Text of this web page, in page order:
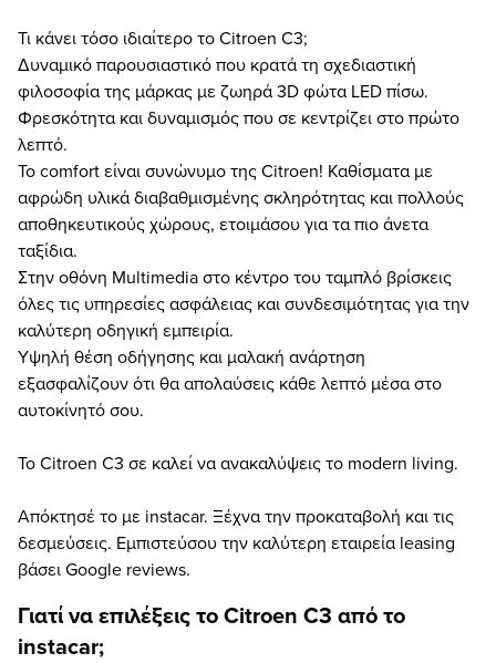
Τι κάνει τόσο ιδιαίτερο το Citroen C3;
Δυναμικό παρουσιαστικό που κρατά τη σχεδιαστική
φιλοσοφία της μάρκας με ζωηρά 3D φώτα LED πίσω.
Φρεσκότητα και δυναμισμός που σε κεντρίζει στο πρώτο
λεπτό.
Το comfort είναι συνώνυμο της Citroen! Καθίσματα με
αφρώδη υλικά διαβαθμισμένης σκληρότητας και πολλούς
αποθηκευτικούς χώρους, ετοιμάσου για τα πιο άνετα
ταξίδια.
Στην οθόνη Multimedia στο κέντρο του ταμπλό βρίσκεις
όλες τις υπηρεσίες ασφάλειας και συνδεσιμότητας για την
καλύτερη οδηγική εμπειρία.
Υψηλή θέση οδήγησης και μαλακή ανάρτηση
εξασφαλίζουν ότι θα απολαύσεις κάθε λεπτό μέσα στο
αυτοκίνητό σου.
Το Citroen C3 σε καλεί να ανακαλύψεις το modern living.
Απόκτησέ το με instacar. Ξέχνα την προκαταβολή και τις
δεσμεύσεις. Εμπιστεύσου την καλύτερη εταιρεία leasing
βάσει Google reviews.
Γιατί να επιλέξεις το Citroen C3 από το
instacar;